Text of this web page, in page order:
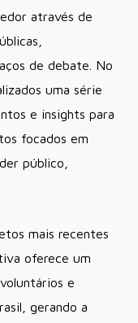
através de
de debate. No
uma série
e insights para
focados em
público,
mais recentes
oferece um
e
gerando a